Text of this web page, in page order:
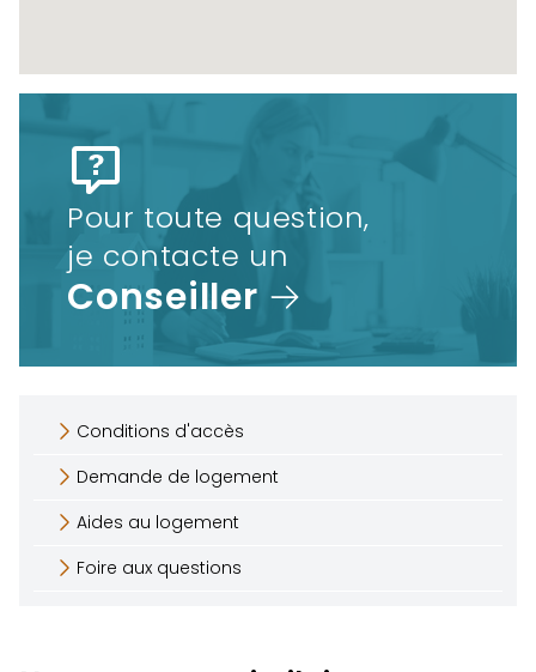
Pour toute question,
je contacte un
Conseiller
Conditions d'accès
Demande de logement
Aides au logement
Foire aux questions